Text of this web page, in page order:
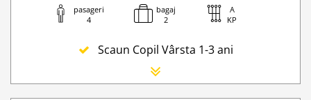
pasageri
4
bagaj
2
A
KP
Scaun Copil Vârsta 1-3 ani
Scaun Nou-nascut